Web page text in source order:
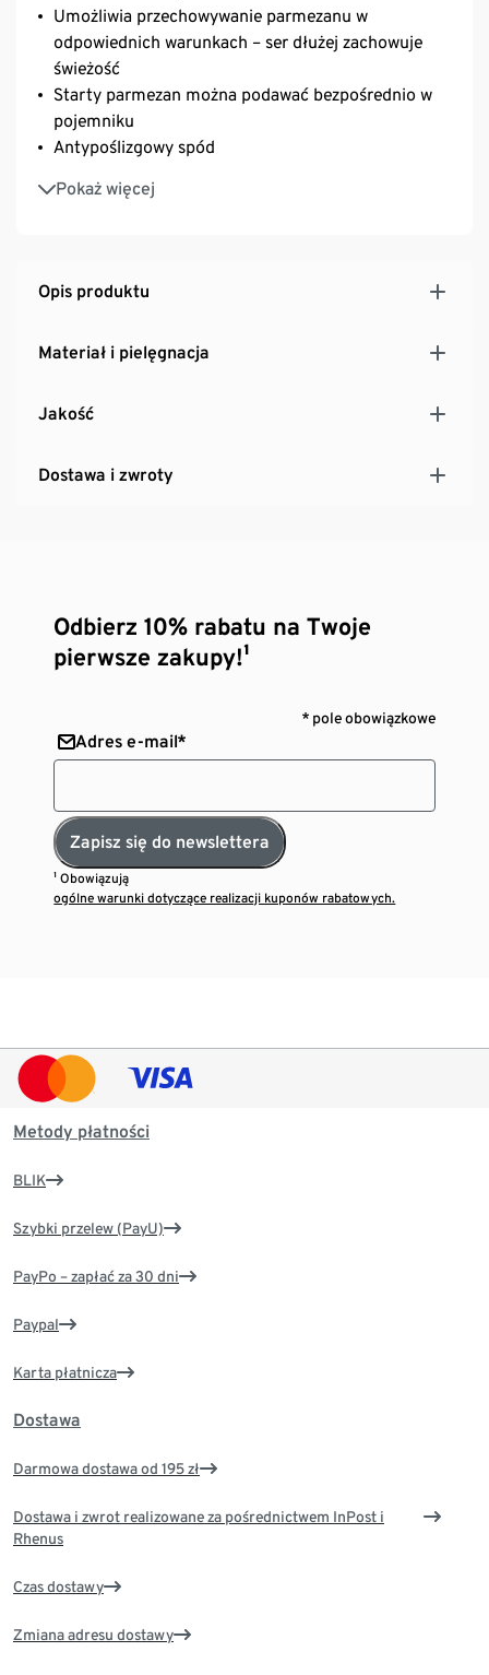
Umożliwia przechowywanie parmezanu w
odpowiednich warunkach – ser dłużej zachowuje
świeżość
Starty parmezan można podawać bezpośrednio w
pojemniku
Antypoślizgowy spód
Pokaż więcej
Nadaje się do mycia w zmywarce
Opis produktu
Materiał i pielęgnacja
Jakość
Dostawa i zwroty
Odbierz 10% rabatu na Twoje
pierwsze zakupy!¹
* pole obowiązkowe
Adres e-mail*
Zapisz się do newslettera
¹ Obowiązują
ogólne warunki dotyczące realizacji kuponów rabatowych.
Metody płatności
BLIK
Szybki przelew (PayU)
PayPo – zapłać za 30 dni
Paypal
Karta płatnicza
Dostawa
Darmowa dostawa od 195 zł
Dostawa i zwrot realizowane za pośrednictwem InPost i
Rhenus
Czas dostawy
Zmiana adresu dostawy